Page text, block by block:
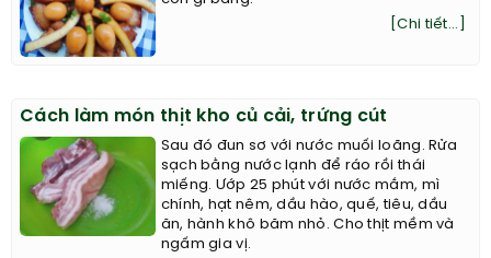
[Chi tiết...]
Cách làm món thịt kho củ cải, trứng cút
Sau đó đun sơ với nước muối loãng. Rửa
sạch bằng nước lạnh để ráo rồi thái
miếng. Ướp 25 phút với nước mắm, mì
chính, hạt nêm, dầu hào, quế, tiêu, dầu
ăn, hành khô băm nhỏ. Cho thịt mềm và
ngấm gia vị.